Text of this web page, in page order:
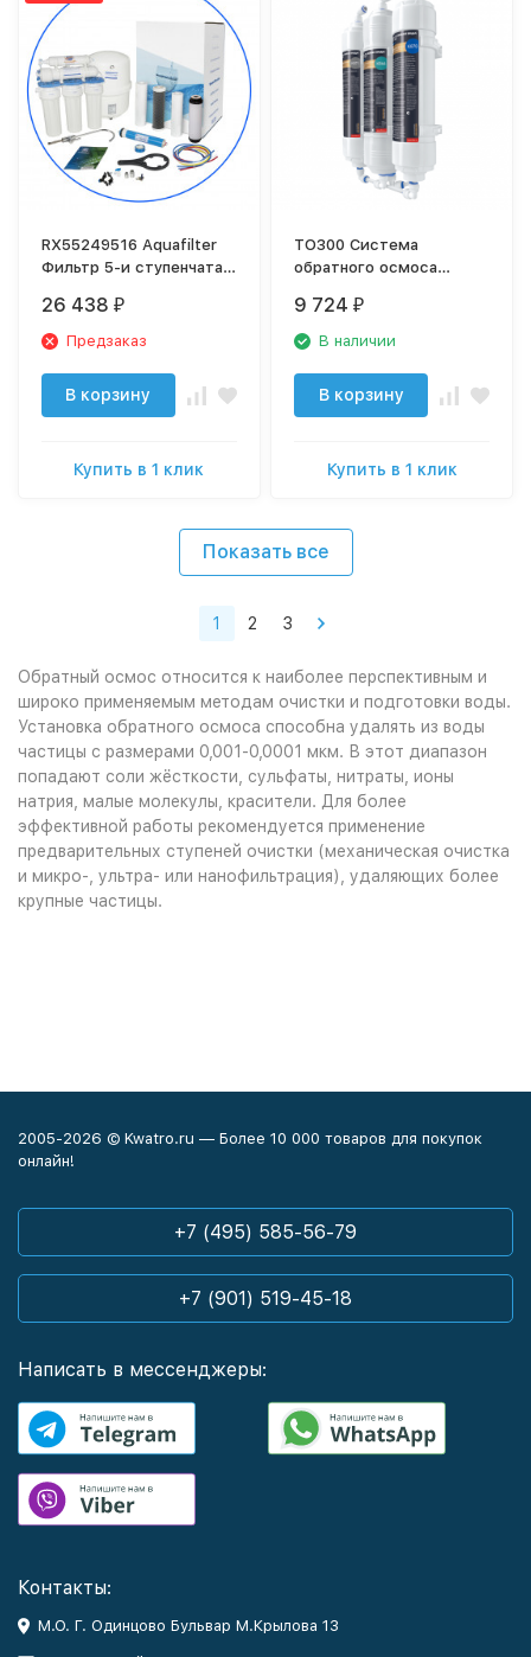
RX55249516 Aquafilter
Фильтр 5-и ступенчатая
Осмоса
26 438 ₽
Предзаказ
В корзину
Купить в 1 клик
TO300 Система
обратного осмоса
производительности
ТО300
9 724 ₽
В наличии
В корзину
Купить в 1 клик
Показать все
1 2 3
Обратный осмос относится к наиболее перспективным и
широко применяемым методам очистки и подготовки воды.
Установка обратного осмоса способна удалять из воды
частицы с размерами 0,001-0,0001 мкм. В этот диапазон
попадают соли жёсткости, сульфаты, нитраты, ионы
натрия, малые молекулы, красители. Для более
эффективной работы рекомендуется применение
предварительных ступеней очистки (механическая очистка
и микро-, ультра- или нанофильтрация), удаляющих более
крупные частицы.
2005-2026 © Kwatro.ru — Более 10 000 товаров для покупок
онлайн!
+7 (495) 585-56-79
+7 (901) 519-45-18
Написать в мессенджеры:
Контакты:
М.О. Г. Одинцово Бульвар М.Крылова 13